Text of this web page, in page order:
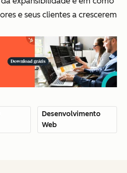
e seus clientes a crescerem
Desenvolvimento
Web